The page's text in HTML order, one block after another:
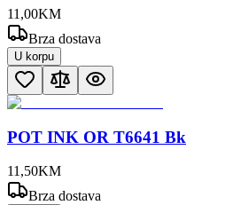
11 ,00KM
Brza dostava
U korpu
POT INK OR T6641 Bk
11 ,50KM
Brza dostava